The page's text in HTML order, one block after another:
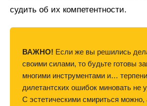
судить об их компетентности.
ВАЖНО! Если же вы решились
своими силами, то будьте готовы
многими инструментами и…
дилетантских ошибок миновать не
С эстетическими смириться можно,